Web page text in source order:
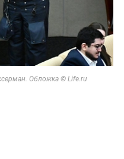
Обложка © Life.ru